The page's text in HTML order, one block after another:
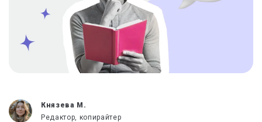
Князева М.
Редактор, копирайтер